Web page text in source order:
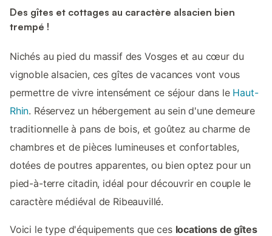
Des gîtes et cottages au caractère alsacien bien
trempé !
Nichés au pied du massif des Vosges et au cœur du
vignoble alsacien, ces gîtes de vacances vont vous
permettre de vivre intensément ce séjour dans le Haut-
Rhin. Réservez un hébergement au sein d'une demeure
traditionnelle à pans de bois, et goûtez au charme de
chambres et de pièces lumineuses et confortables,
dotées de poutres apparentes, ou bien optez pour un
pied-à-terre citadin, idéal pour découvrir en couple le
caractère médiéval de Ribeauvillé.
Voici le type d'équipements que ces locations de gîtes